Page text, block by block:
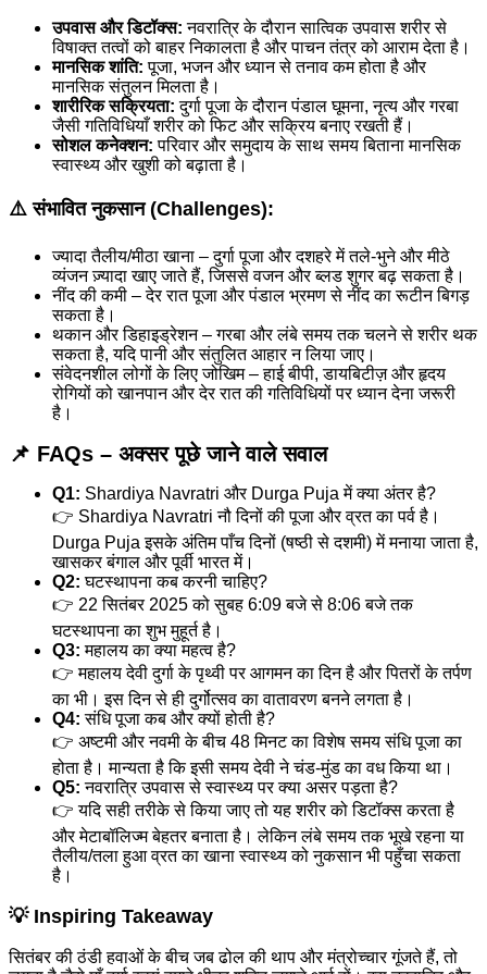
उपवास और डिटॉक्स: नवरात्रि के दौरान सात्विक उपवास शरीर से
विषाक्त तत्वों को बाहर निकालता है और पाचन तंत्र को आराम देता है।
मानसिक शांति: पूजा, भजन और ध्यान से तनाव कम होता है और
मानसिक संतुलन मिलता है।
शारीरिक सक्रियता: दुर्गा पूजा के दौरान पंडाल घूमना, नृत्य और गरबा
जैसी गतिविधियाँ शरीर को फिट और सक्रिय बनाए रखती हैं।
सोशल कनेक्शन: परिवार और समुदाय के साथ समय बिताना मानसिक
स्वास्थ्य और खुशी को बढ़ाता है।
⚠️️ संभावित नुकसान (Challenges):
ज्यादा तैलीय/मीठा खाना – दुर्गा पूजा और दशहरे में तले-भुने और मीठे
व्यंजन ज़्यादा खाए जाते हैं, जिससे वजन और ब्लड शुगर बढ़ सकता है।
नींद की कमी – देर रात पूजा और पंडाल भ्रमण से नींद का रूटीन बिगड़
सकता है।
थकान और डिहाइड्रेशन – गरबा और लंबे समय तक चलने से शरीर थक
सकता है, यदि पानी और संतुलित आहार न लिया जाए।
संवेदनशील लोगों के लिए जोखिम – हाई बीपी, डायबिटीज़ और हृदय
रोगियों को खानपान और देर रात की गतिविधियों पर ध्यान देना जरूरी
है।
📌 FAQs – अक्सर पूछे जाने वाले सवाल
Q1: Shardiya Navratri और Durga Puja में क्या अंतर है?
👉 Shardiya Navratri नौ दिनों की पूजा और व्रत का पर्व है।
Durga Puja इसके अंतिम पाँच दिनों (षष्ठी से दशमी) में मनाया जाता है,
खासकर बंगाल और पूर्वी भारत में।
Q2: घटस्थापना कब करनी चाहिए?
👉 22 सितंबर 2025 को सुबह 6:09 बजे से 8:06 बजे तक
घटस्थापना का शुभ मुहूर्त है।
Q3: महालय का क्या महत्व है?
👉 महालय देवी दुर्गा के पृथ्वी पर आगमन का दिन है और पितरों के तर्पण
का भी। इस दिन से ही दुर्गोत्सव का वातावरण बनने लगता है।
Q4: संधि पूजा कब और क्यों होती है?
👉 अष्टमी और नवमी के बीच 48 मिनट का विशेष समय संधि पूजा का
होता है। मान्यता है कि इसी समय देवी ने चंड-मुंड का वध किया था।
Q5: नवरात्रि उपवास से स्वास्थ्य पर क्या असर पड़ता है?
👉 यदि सही तरीके से किया जाए तो यह शरीर को डिटॉक्स करता है
और मेटाबॉलिज्म बेहतर बनाता है। लेकिन लंबे समय तक भूखे रहना या
तैलीय/तला हुआ व्रत का खाना स्वास्थ्य को नुकसान भी पहुँचा सकता
है।
💡 Inspiring Takeaway
सितंबर की ठंडी हवाओं के बीच जब ढोल की थाप और मंत्रोच्चार गूंजते हैं, तो